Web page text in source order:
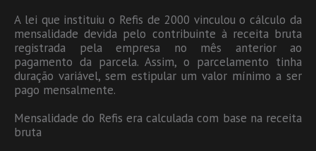
A lei que instituiu o Refis de 2000 vinculou o cálculo da
mensalidade devida pelo contribuinte à receita bruta
registrada pela empresa no mês anterior ao
pagamento da parcela. Assim, o parcelamento tinha
duração variável, sem estipular um valor mínimo a ser
pago mensalmente.
Mensalidade do Refis era calculada com base na receita
bruta